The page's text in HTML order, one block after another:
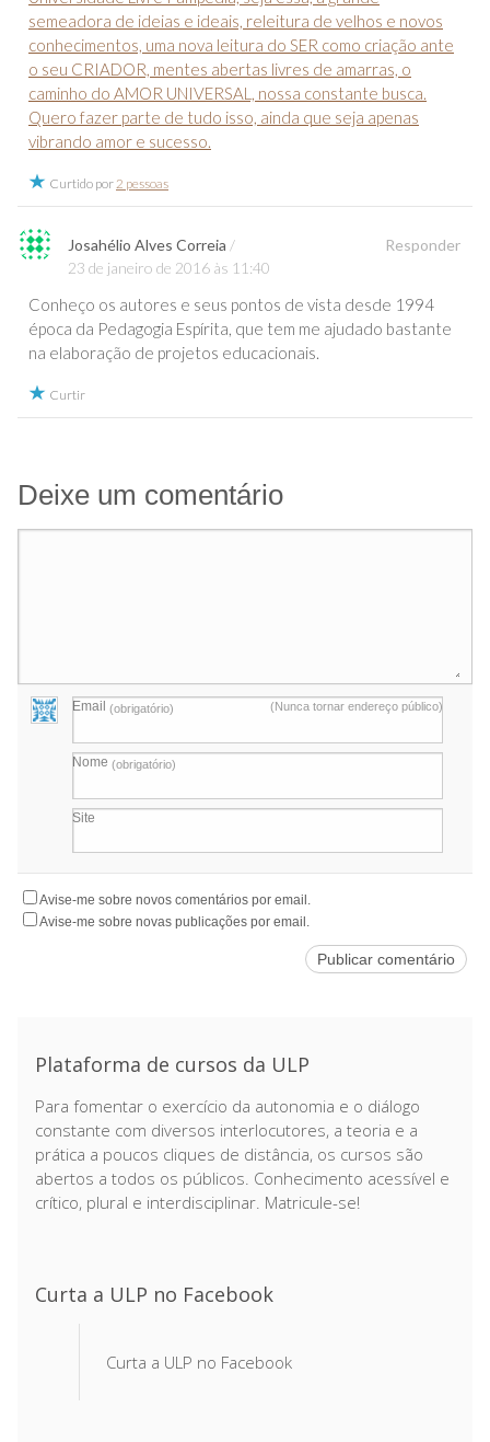
semeadora de ideias e ideais, releitura de velhos e novos
conhecimentos, uma nova leitura do SER como criação ante
o seu CRIADOR, mentes abertas livres de amarras, o
caminho do AMOR UNIVERSAL, nossa constante busca.
Quero fazer parte de tudo isso, ainda que seja apenas
vibrando amor e sucesso.
Curtido por2 pessoas
Josahélio Alves Correia
23 de janeiro de 2016 às 11:40
Conheço os autores e seus pontos de vista desde 1994
época da Pedagogia Espírita, que tem me ajudado bastante
na elaboração de projetos educacionais.
Curtir
Responder
Deixe um comentário
Email (obrigatório) (Nunca tornar endereço público)
Nome (obrigatório)
Site
Avise-me sobre novos comentários por email.
Avise-me sobre novas publicações por email.
Plataforma de cursos da ULP
Para fomentar o exercício da autonomia e o diálogo
constante com diversos interlocutores, a teoria e a
prática a poucos cliques de distância, os cursos são
abertos a todos os públicos. Conhecimento acessível e
crítico, plural e interdisciplinar. Matricule-se!
Curta a ULP no Facebook
Curta a ULP no Facebook